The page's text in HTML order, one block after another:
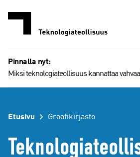
Pinnalla nyt:
Miksi teknologiateollisuus kannattaa
Etusivu Graafikirjasto